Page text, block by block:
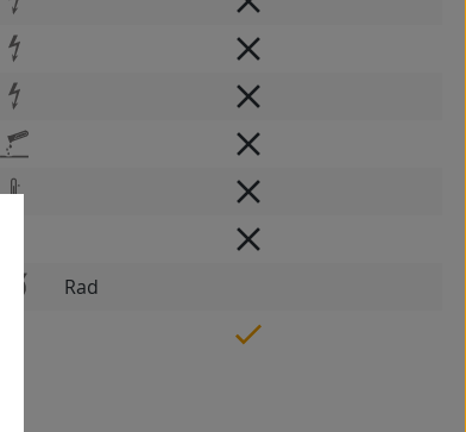
Rad